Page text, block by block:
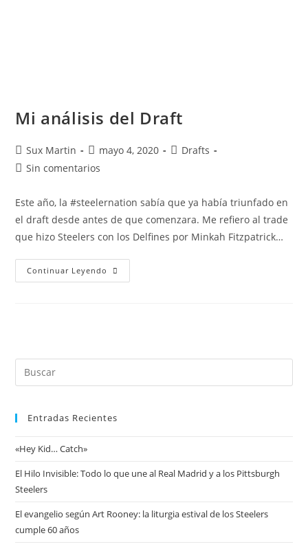
Mi análisis del Draft
Sux Martin mayo 4, 2020
Drafts
Sin comentarios
Este año, la #steelernation sabía que ya había triunfado en
el draft desde antes de que comenzara. Me refiero al trade
que hizo Steelers con los Delfines por Minkah Fitzpatrick…
Continuar Leyendo
Entradas Recientes
«Hey Kid… Catch»
El Hilo Invisible: Todo lo que une al Real Madrid y a los Pittsburgh
Steelers
El evangelio según Art Rooney: la liturgia estival de los Steelers
cumple 60 años